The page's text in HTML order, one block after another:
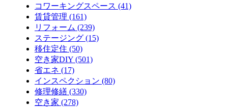
コワーキングスペース (41)
賃貸管理 (161)
リフォーム (239)
ステージング (15)
移住定住 (50)
空き家DIY (501)
省エネ (17)
インスペクション (80)
修理修繕 (330)
空き家 (278)